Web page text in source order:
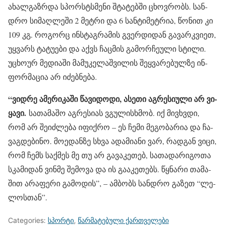
ახალ­გაზ­რდა სპორსტსმე­ნი შტა­ტებ­ში ცხოვ­რობს. სან­
დრო სი­მაღ­ლე­ში 2 მეტ­რი და 6 სან­ტი­მეტ­რია, წო­ნით კი
109 კგ. რო­გორც ინ­სტაგ­რა­მის გვერ­დი­დან გა­ვარ­კვი­ეთ,
უყ­ვარს ტა­ტუ­ე­ბი და აქვს ჩაც­მის გა­მორ­ჩე­უ­ლი სტი­ლი.
უცხო­ურ მე­დი­ა­ში მა­მუ­კე­ლაშ­ვი­ლის შეყ­ვა­რე­ბულ­ზე ინ­
ფორ­მა­ცია არ იძებ­ნე­ბა.
“ვიდ­რე ამე­რი­კა­ში წა­ვი­დო­დი, ასე­თი აგ­რე­სი­უ­ლი არ ვი­
ყა­ვი. სა­თა­მა­შო აგ­რე­სი­ას ვგუ­ლის­ხმობ. იქ მივ­ხვდი,
რომ არ შე­იძ­ლე­ბა იფიქ­რო – ეს ჩემი მე­გო­ბა­რია და ჩა­
ვაგ­დე­ბი­ნო. მო­ე­დან­ზე სხვა ადა­მი­ა­ნი ვარ, რად­გან ვიცი,
რომ ჩემს საქ­მეს მე თუ არ გა­ვა­კე­თებ, სა­თა­და­რი­გო­თა
სკა­მი­დან ვინ­მე შე­მო­ვა და ის გა­ა­კე­თებს. წყნა­რი თა­მა­
შით არა­ფე­რი გა­მო­დის”, – ამ­ბობს სან­დრო გა­ზეთ “ლე­
ლოს­თან”.
Categories: სპორტი, წარმატებული ქართველები